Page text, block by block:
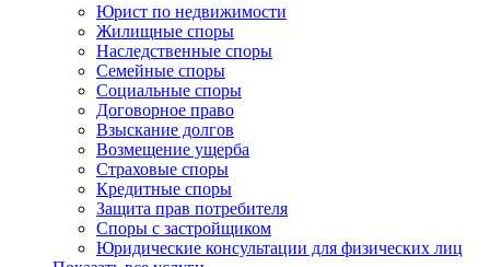
Юрист по недвижимости
Жилищные споры
Наследственные споры
Семейные споры
Социальные споры
Договорное право
Взыскание долгов
Возмещение ущерба
Страховые споры
Кредитные споры
Защита прав потребителя
Споры с застройщиком
Юридические консультации для физических лиц